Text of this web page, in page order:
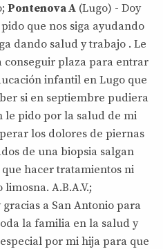
Pontenova A (Lugo) - Doy
que nos siga ayudando
dando salud y trabajo . Le
conseguir plaza para entrar
infantil en Lugo que
si en septiembre pudiera
le pido por la salud de mi
los dolores de piernas
de una biopsia salgan
hacer tratamientos ni
A.B.A.V.;
gracias a San Antonio para
la familia en la salud y
por mi hija para que